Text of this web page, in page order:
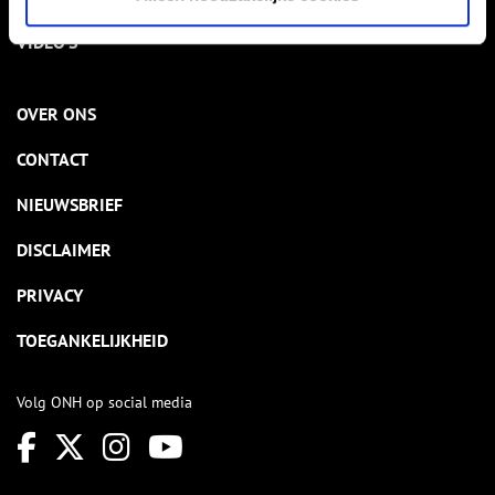
VIDEO’S
OVER ONS
CONTACT
NIEUWSBRIEF
DISCLAIMER
PRIVACY
TOEGANKELIJKHEID
Volg ONH op social media